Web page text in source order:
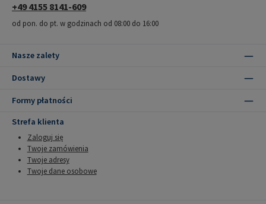
+49 4155 8141-609
od pon. do pt. w godzinach od 08:00 do 16:00
Nasze zalety
Dostawy
Formy płatności
Strefa klienta
Zaloguj się
Twoje zamówienia
Twoje adresy
Twoje dane osobowe